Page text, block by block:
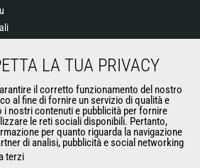
Conditions of Sale
LA TUA PRIVACY
il corretto funzionamento del nostro
al fine di fornire un servizio di qualità e
nostri contenuti e pubblicità per fornire
le reti sociali disponibili. Pertanto,
per quanto riguarda la navigazione
di analisi, pubblicità e social networking
terzi